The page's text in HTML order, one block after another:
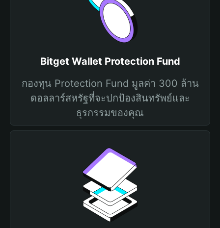
Bitget Wallet Protection Fund
กองทุน Protection Fund มูลค่า 300 ล้าน
ดอลลาร์สหรัฐที่จะปกป้องสินทรัพย์และ
ธุรกรรมของคุณ